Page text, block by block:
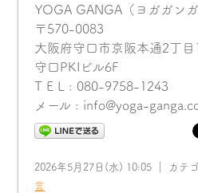
YOGA GANGA（ヨガガンガ
〒570-0083
大阪府守口市京阪本通2丁
守口PKIビル6F
T E L : 080-9758-1243
メール : info@yoga-
2026年5月27日(水) 10:05 ｜ カテゴ
言